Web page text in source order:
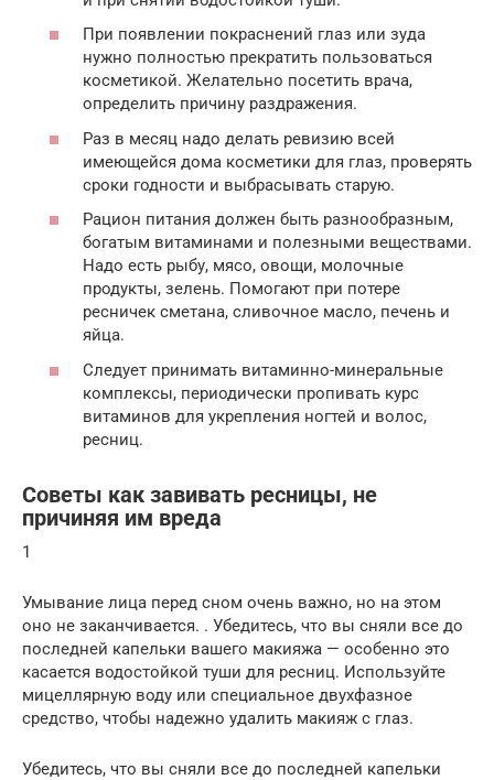
При появлении покраснений глаз или зуда
нужно полностью прекратить пользоваться
косметикой. Желательно посетить врача,
определить причину раздражения.
Раз в месяц надо делать ревизию всей
имеющейся дома косметики для глаз, проверять
сроки годности и выбрасывать старую.
Рацион питания должен быть разнообразным,
богатым витаминами и полезными веществами.
Надо есть рыбу, мясо, овощи, молочные
продукты, зелень. Помогают при потере
ресничек сметана, сливочное масло, печень и
яйца.
Следует принимать витаминно-минеральные
комплексы, периодически пропивать курс
витаминов для укрепления ногтей и волос,
ресниц.
Советы как завивать ресницы, не
причиняя им вреда
1
Умывание лица перед сном очень важно, но на этом
оно не заканчивается. . Убедитесь, что вы сняли все до
последней капельки вашего макияжа — особенно это
касается водостойкой туши для ресниц. Используйте
мицеллярную воду или специальное двухфазное
средство, чтобы надежно удалить макияж с глаз.
Убедитесь, что вы сняли все до последней капельки